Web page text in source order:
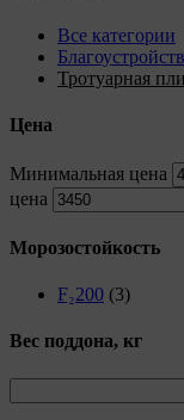
Все категории
Тротуарная
Цена
Минимальная цена
цена
Морозостойкость
F₂200 (3)
Вес поддона, кг